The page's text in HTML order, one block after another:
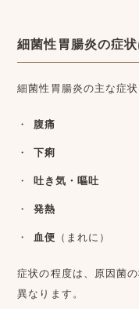
細菌性胃腸炎の症状
細菌性胃腸炎の主な症
腹痛
下痢
吐き気・嘔吐
発熱
血便 （まれに）
症状の程度は、原因菌
異なります。